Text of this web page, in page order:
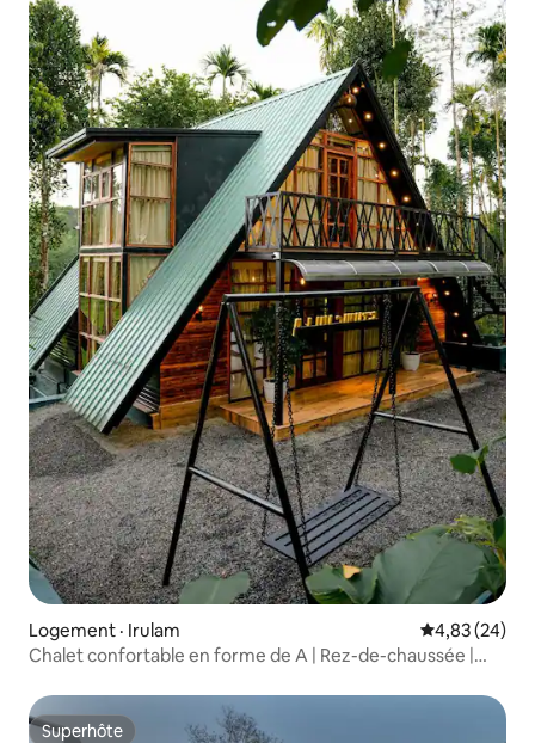
Logement · Irulam Note
4,83 (24)
Chalet confortable en forme de A | Rez-de-chaussée |
Superhôte